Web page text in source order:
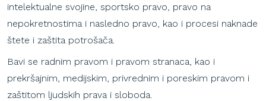
intelektualne svojine, sportsko pravo, pravo na
nepokretnostima i nasledno pravo, kao i procesi naknade
štete i zaštita potrošača.
Bavi se radnim pravom i pravom stranaca, kao i
prekršajnim, medijskim, privrednim i poreskim pravom i
zaštitom ljudskih prava i sloboda.